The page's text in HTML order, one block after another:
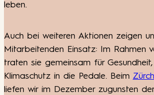
leben.
Auch bei weiteren Aktionen zeigen
Mitarbeitenden Einsatz: Im Rahmen
traten sie gemeinsam für
Klimaschutz in die Pedale. Beim
liefen wir im Dezember zugunsten der